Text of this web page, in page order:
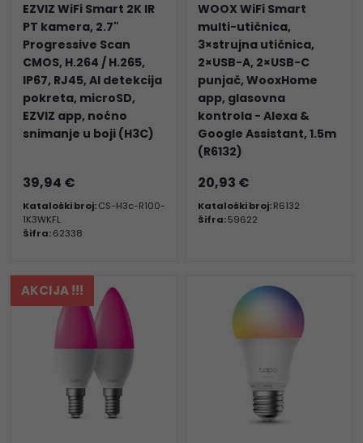
EZVIZ WiFi Smart 2K IR
PT kamera, 2.7"
Progressive Scan
CMOS, H.264 / H.265,
IP67, RJ45, AI detekcija
pokreta, microSD,
EZVIZ app, noćno
snimanje u boji (H3C)
39,94 €
Kataloški broj:CS-H3c-R100-
1K3WKFL
Šifra:62338
WOOX WiFi Smart
multi-utičnica,
3×strujna utičnica,
2×USB-A, 2×USB-C
punjač, WooxHome
app, glasovna
kontrola - Alexa &
Google Assistant, 1.5m
(R6132)
20,93 €
Kataloški broj:R6132
Šifra:59622
AKCIJA !!!